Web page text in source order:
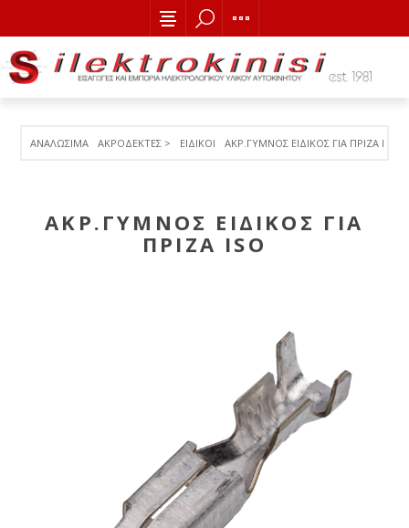
ΑΝΑΛΩΣΙΜΑ ΑΚΡΟΔΕΚΤΕΣ > ΕΙΔΙΚΟΙ ΑΚΡ.ΓΥΜΝΟΣ ΕΙΔΙΚΟΣ ΓΙΑ ΠΡΙΖΑ ISO
ΑΚΡ.ΓΥΜΝΟΣ ΕΙΔΙΚΟΣ ΓΙΑ
ΠΡΙΖΑ ISO